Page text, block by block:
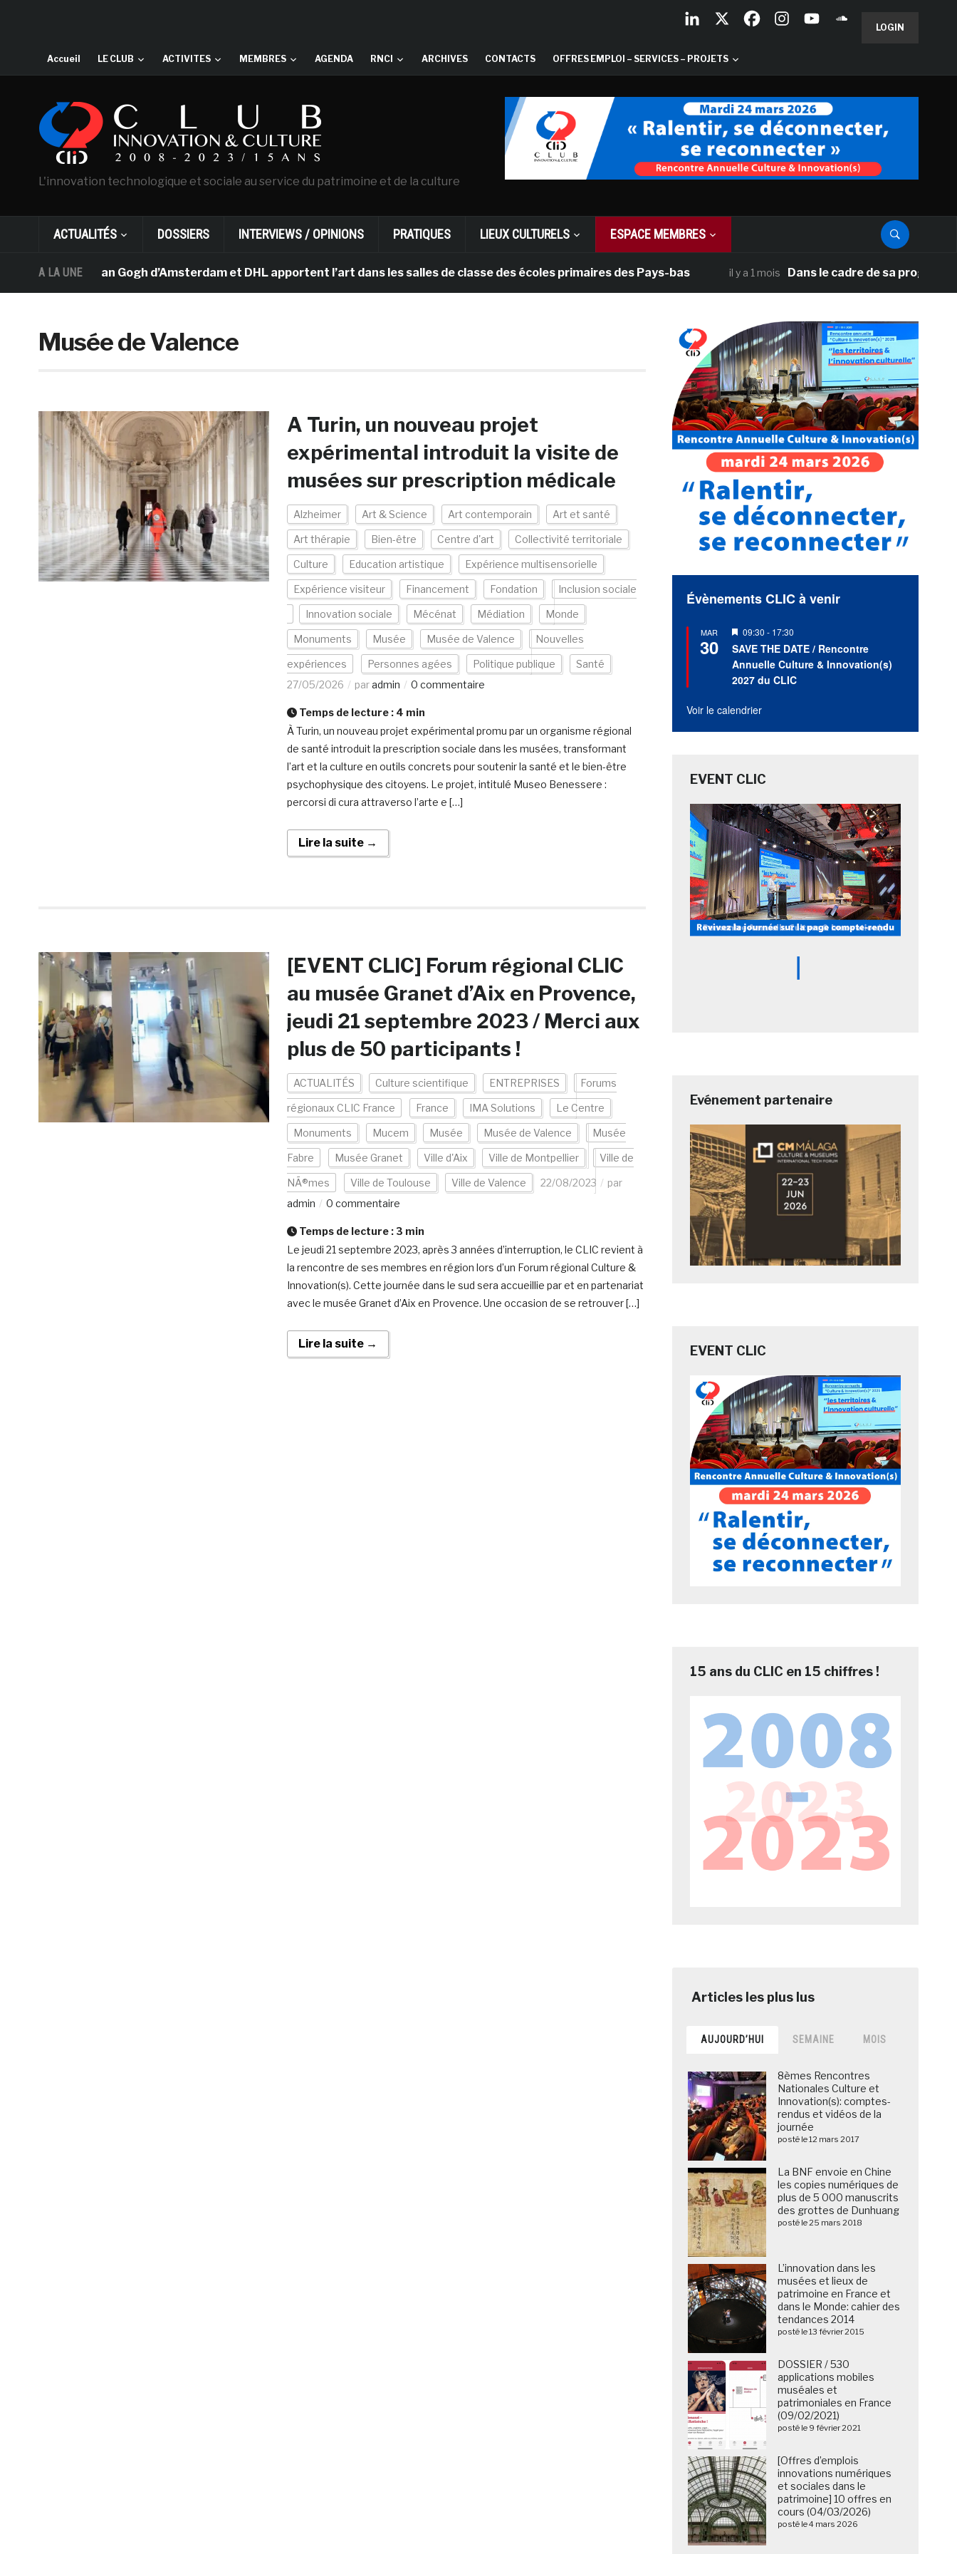
LOGIN
Accueil LE CLUB ACTIVITES MEMBRES AGENDA RNCI ARCHIVES CONTACTS OFFRES EMPLOI – SERVICES – PROJETS
L'innovation technologique et sociale au service du patrimoine et de la culture
ACTUALITÉS DOSSIERS INTERVIEWS / OPINIONS PRATIQUES LIEUX CULTURELS ESPACE MEMBRES
A LA UNE
musée Van Gogh d’Amsterdam et DHL apportent l’art dans les salles de classe des écoles primaires des Pays-bas il y a 1 mois Dans le cadre de sa
Musée de Valence
A Turin, un nouveau projet
expérimental introduit la visite de
musées sur prescription médicale
Alzheimer Art & Science Art contemporain Art et santé
Art thérapie Bien-être Centre d'art Collectivité territoriale
Culture Education artistique Expérience multisensorielle
Expérience visiteur Financement Fondation Inclusion sociale
Innovation sociale Mécénat Médiation Monde
Monuments Musée Musée de Valence Nouvelles
expériences Personnes agées Politique publique
Santé
27/05/2026
paradmin 0 commentaire
Temps de lecture : 4 min
À Turin, un nouveau projet expérimental promu par un organisme régional
de santé introduit la prescription sociale dans les musées, transformant
l’art et la culture en outils concrets pour soutenir la santé et le bien-être
psychophysique des citoyens. Le projet, intitulé Museo Benessere :
percorsi di cura attraverso l’arte e […]
Lire la suite →
[EVENT CLIC] Forum régional CLIC
au musée Granet d’Aix en Provence,
jeudi 21 septembre 2023 / Merci aux
plus de 50 participants !
ACTUALITÉS Culture scientifique ENTREPRISES Forums
régionaux CLIC France France IMA Solutions Le Centre
Monuments Mucem Musée Musée de Valence Musée
Fabre Musée Granet Ville d'Aix Ville de Montpellier Ville de
NÃ®mes Ville de Toulouse Ville de Valence 22/08/2023
par
admin
0 commentaire
Temps de lecture : 3 min
Le jeudi 21 septembre 2023, après 3 années d’interruption, le CLIC revient à
la rencontre de ses membres en région lors d’un Forum régional Culture &
Innovation(s). Cette journée dans le sud sera accueillie par et en partenariat
avec le musée Granet d’Aix en Provence. Une occasion de se retrouver […]
Lire la suite →
Évènements CLIC à venir
MAR
30
Mis
en
avant
09:30 - 17:30
SAVE THE DATE / Rencontre
Annuelle Culture & Innovation(s)
2027 du CLIC
Voir le calendrier
EVENT CLIC
Evénement partenaire
EVENT CLIC
15 ans du CLIC en 15 chiffres !
AUJOURD’HUI SEMAINE MOIS
8èmes Rencontres
Nationales Culture et
Innovation(s): comptes-
rendus et vidéos de la
journée
posté le 12 mars 2017
La BNF envoie en Chine
les copies numériques de
plus de 5 000 manuscrits
des grottes de Dunhuang
posté le 25 mars 2018
L’innovation dans les
musées et lieux de
patrimoine en France et
dans le Monde: cahier des
tendances 2014
posté le 13 février 2015
DOSSIER / 530
applications mobiles
muséales et
patrimoniales en France
(09/02/2021)
posté le 9 février 2021
[Offres d’emplois
innovations numériques
et sociales dans le
patrimoine] 10 offres en
cours (04/03/2026)
posté le 4 mars 2026